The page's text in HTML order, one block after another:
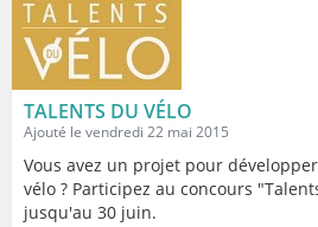
TALENTS DU VÉLO
Ajouté le vendredi 22 mai 2015
Vous avez un projet pour
vélo ? Participez au concours
jusqu'au 30 juin.